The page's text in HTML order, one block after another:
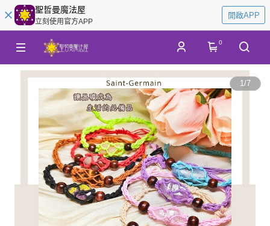
聖哲曼魔法屋
立刻使用官方APP
開啟APP
0
1/7